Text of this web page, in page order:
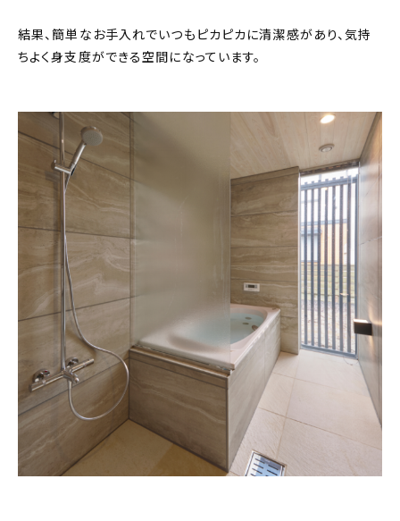
結果、簡単なお手入れでいつもピカピカに清潔感があり、気持
ちよく身支度ができる空間になっています。